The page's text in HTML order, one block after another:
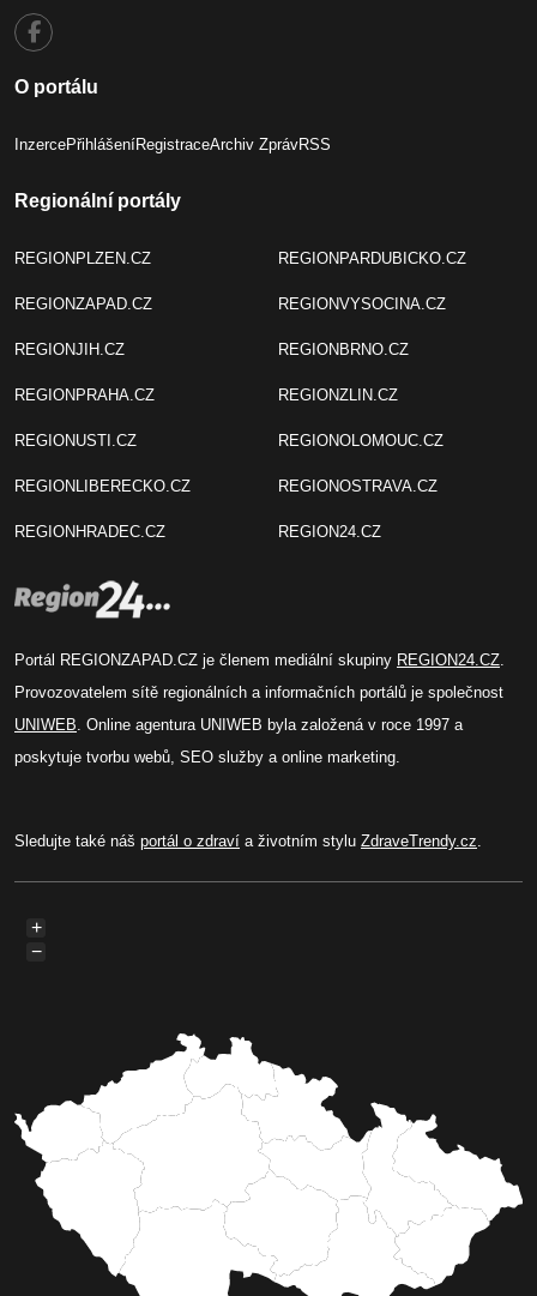
O portálu
InzercePřihlášeníRegistraceArchiv ZprávRSS
Regionální portály
REGIONPLZEN.CZ
REGIONZAPAD.CZ
REGIONJIH.CZ
REGIONPRAHA.CZ
REGIONUSTI.CZ
REGIONLIBERECKO.CZ
REGIONHRADEC.CZ
REGIONPARDUBICKO.CZ
REGIONVYSOCINA.CZ
REGIONBRNO.CZ
REGIONZLIN.CZ
REGIONOLOMOUC.CZ
REGIONOSTRAVA.CZ
REGION24.CZ
Portál REGIONZAPAD.CZ je členem mediální skupiny REGION24.CZ
Provozovatelem sítě regionálních a informačních portálů je společnost
UNIWEB . Online agentura UNIWEB byla založená v roce 1997 a
poskytuje tvorbu webů, SEO služby a online marketing.
Sledujte také náš portál o zdraví a životním stylu ZdraveTrendy.cz
+
−